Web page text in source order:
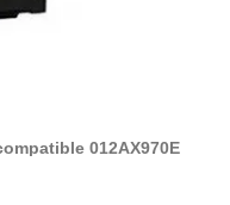
012AX970E